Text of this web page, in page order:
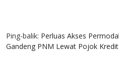
Ping-balik: Perluas Akses
Gandeng PNM Lewat Pojok